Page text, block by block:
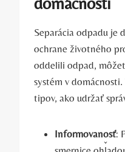
Separácia odpadu je
ochrane životného
oddelili odpad,
systém v
tipov, ako udržať
Informovanosť: